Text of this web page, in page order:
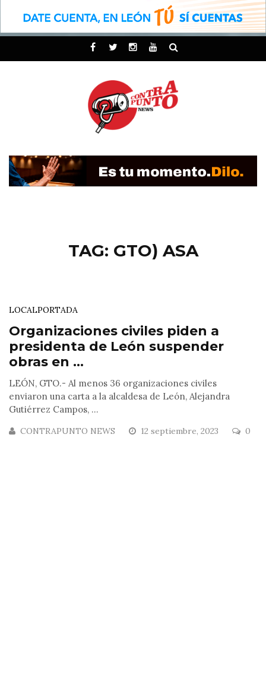
TAG: GTO) ASA
LOCALPORTADA
Organizaciones civiles piden a
presidenta de León suspender
obras en ...
LEÓN, GTO.- Al menos 36 organizaciones civiles
enviaron una carta a la alcaldesa de León, Alejandra
Gutiérrez Campos, ...
CONTRAPUNTO NEWS 12 septiembre, 2023 0